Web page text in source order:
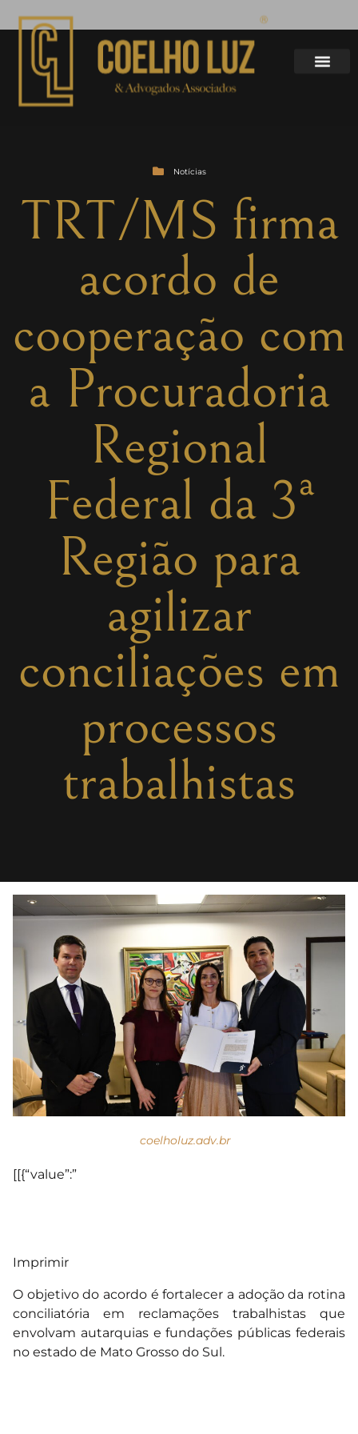
Notícias
TRT/MS firma
acordo de
cooperação com
a Procuradoria
Regional
Federal da 3ª
Região para
agilizar
conciliações em
processos
trabalhistas
coelholuz.adv.br
[[{“value”:”
Imprimir
O objetivo do acordo é fortalecer a adoção da rotina
conciliatória em reclamações trabalhistas que
envolvam autarquias e fundações públicas federais
no estado de Mato Grosso do Sul.